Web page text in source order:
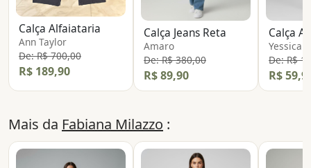
Calça Alfaiataria
Ann Taylor
De: R$ 700,00
R$ 189,90
Calça Jeans Reta
Amaro
De: R$ 380,00
R$ 89,90
Calça
Yessica
De: R$
R$
Mais da Fabiana Milazzo :